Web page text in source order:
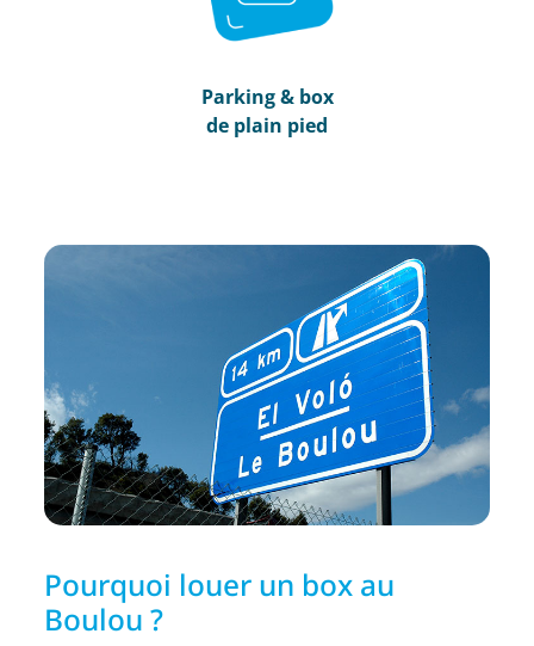
Parking & box
de plain pied
Pourquoi louer un box au
Boulou ?